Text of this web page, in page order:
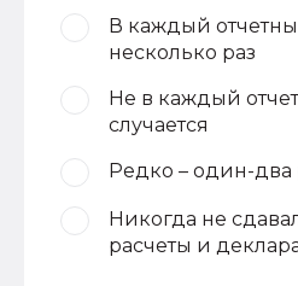
В каждый
несколько раз
Не в каждый
случается
Редко – один-два
Никогда не
расчеты и